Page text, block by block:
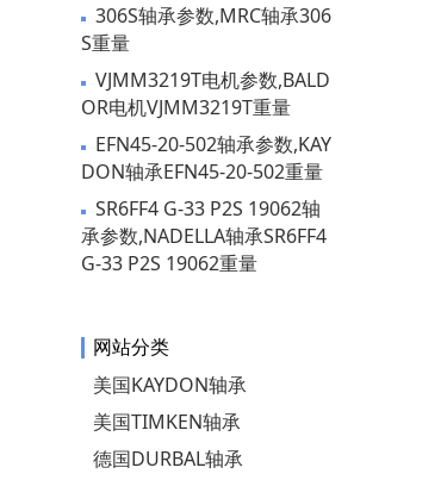
306S轴承参数,MRC轴承306
S重量
VJMM3219T电机参数,BALD
OR电机VJMM3219T重量
EFN45-20-502轴承参数,KAY
DON轴承EFN45-20-502重量
SR6FF4 G-33 P2S 19062轴
承参数,NADELLA轴承SR6FF4
G-33 P2S 19062重量
网站分类
美国KAYDON轴承
美国TIMKEN轴承
德国DURBAL轴承